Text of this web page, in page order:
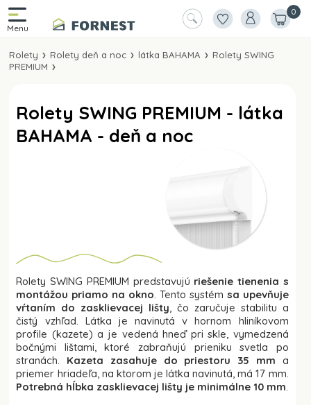
0
Rolety Rolety deň a noc látka BAHAMA
Rolety SWING
PREMIUM
Rolety SWING PREMIUM - látka
BAHAMA - deň a noc
Rolety SWING PREMIUM predstavujú riešenie tienenia s
montážou priamo na okno . Tento systém sa upevňuje
vŕtaním do zasklievacej lišty , čo zaručuje stabilitu a
čistý vzhľad. Látka je navinutá v hornom hliníkovom
profile (kazete) a je vedená hneď pri skle, vymedzená
bočnými lištami, ktoré zabraňujú prieniku svetla po
stranách. Kazeta zasahuje do priestoru 35 mm a
priemer hriadeľa, na ktorom je látka navinutá, má 17 mm.
Potrebná hĺbka zasklievacej lišty je minimálne 10 mm